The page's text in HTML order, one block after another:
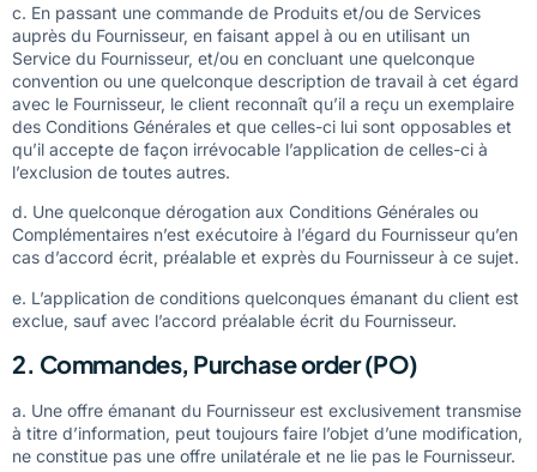
c. En passant une commande de Produits et/ou de Services
auprès du Fournisseur, en faisant appel à ou en utilisant un
Service du Fournisseur, et/ou en concluant une quelconque
convention ou une quelconque description de travail à cet égard
avec le Fournisseur, le client reconnaît qu’il a reçu un exemplaire
des Conditions Générales et que celles-ci lui sont opposables et
qu’il accepte de façon irrévocable l’application de celles-ci à
l’exclusion de toutes autres.
d. Une quelconque dérogation aux Conditions Générales ou
Complémentaires n’est exécutoire à l’égard du Fournisseur qu’en
cas d’accord écrit, préalable et exprès du Fournisseur à ce sujet.
e. L’application de conditions quelconques émanant du client est
exclue, sauf avec l’accord préalable écrit du Fournisseur.
2. Commandes, Purchase order (PO)
a. Une offre émanant du Fournisseur est exclusivement transmise
à titre d’information, peut toujours faire l’objet d’une modification,
ne constitue pas une offre unilatérale et ne lie pas le Fournisseur.